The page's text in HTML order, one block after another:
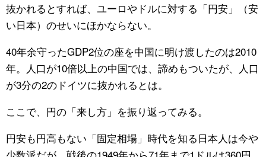
抜かれるとすれば、ユーロやドルに対する「円安」（安
い日本）のせいにほかならない。
40年余守ったGDP2位の座を中国に明け渡したのは2010
年。人口が10倍以上の中国では、諦めもついたが、人口
が3分の2のドイツに抜かれるとは。
ここで、円の「来し方」を振り返ってみる。
円安も円高もない「固定相場」時代を知る日本人は今や